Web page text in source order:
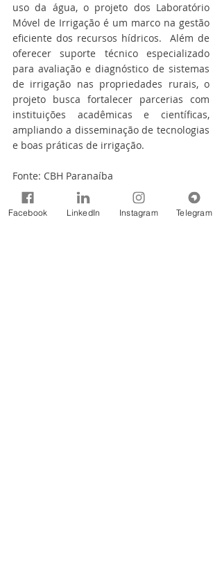
uso da água, o projeto dos Laboratório
Móvel de Irrigação é um marco na gestão
eficiente dos recursos hídricos.  Além de
oferecer suporte técnico especializado
para avaliação e diagnóstico de sistemas
de irrigação nas propriedades rurais, o
projeto busca fortalecer parcerias com
instituições acadêmicas e científicas,
ampliando a disseminação de tecnologias
e boas práticas de irrigação.
Fonte: CBH Paranaíba
Notícias
Facebook LinkedIn Instagram Telegram